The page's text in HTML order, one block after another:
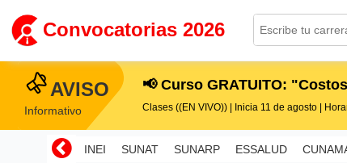
Convocatorias 2026
AVISO
Informativo
📢 Curso GRATUITO:
Clases ((EN VIVO)) | Inicia 11 de agosto |
INEI SUNAT SUNARP ESSALUD